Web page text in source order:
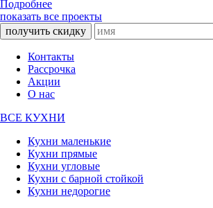
Подробнее
показать все проекты
получить скидку
Контакты
Рассрочка
Акции
О нас
ВСЕ КУХНИ
Кухни маленькие
Кухни прямые
Кухни угловые
Кухни с барной стойкой
Кухни недорогие